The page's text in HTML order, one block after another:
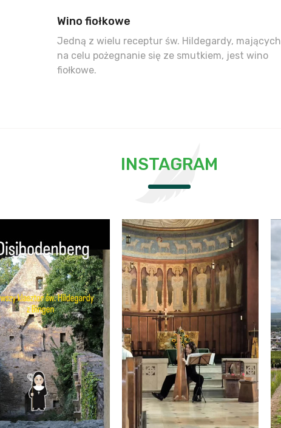
Wino fiołkowe
Jedną z wielu receptur św. Hildegardy, mających
na celu pożegnanie się ze smutkiem, jest wino
fiołkowe.
INSTAGRAM